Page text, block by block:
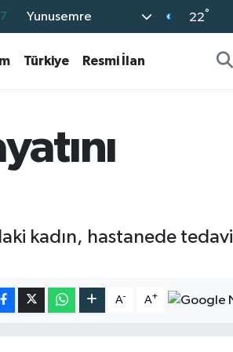
Yunusemre 22°
Türkiye Resmi İlan
kadın, hastanede tedavi
A- A+